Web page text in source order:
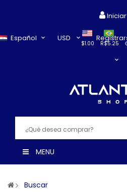
Español USD
$1.00 R$5.25
Iniciar
MENU
Buscar